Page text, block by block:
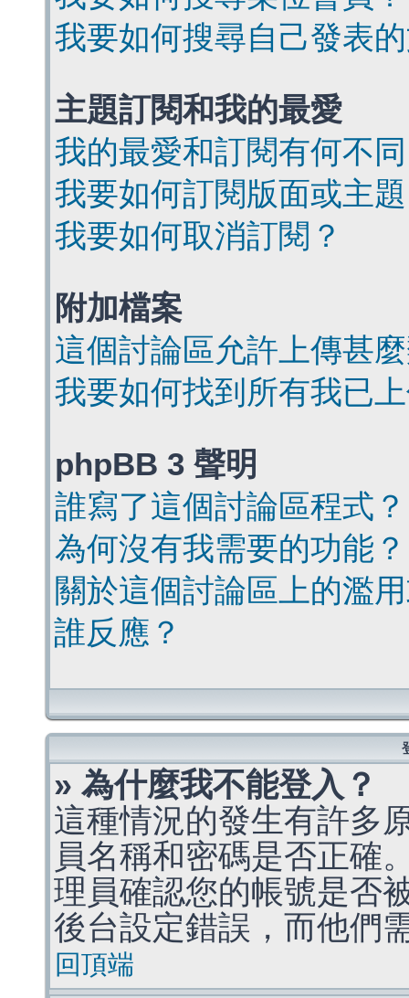
我要如何搜尋自己發表
主題訂閱和我的最愛
我的最愛和訂閱有何不
我要如何訂閱版面或主
我要如何取消訂閱？
附加檔案
這個討論區允許上傳甚
我要如何找到所有我已
phpBB 3 聲明
誰寫了這個討論區程式？
為何沒有我需要的功能？
關於這個討論區上的濫
誰反應？
» 為什麼我不能登入？
這種情況的發生有許多
員名稱和密碼是否正確
理員確認您的帳號是否
後台設定錯誤，而他們
回頂端